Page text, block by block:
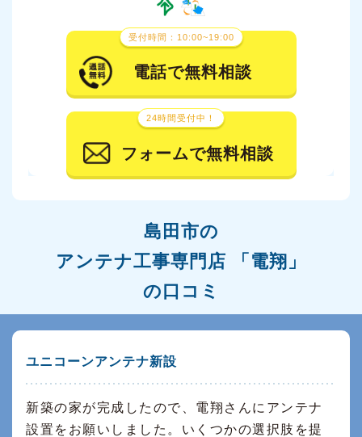
受付時間：10:00~19:00
電話で無料相談
24時間受付中！
フォームで無料相談
島田市の
アンテナ工事専門店 「電翔」
の口コミ
ユニコーンアンテナ新設
新築の家が完成したので、電翔さんにアンテナ
設置をお願いしました。いくつかの選択肢を提